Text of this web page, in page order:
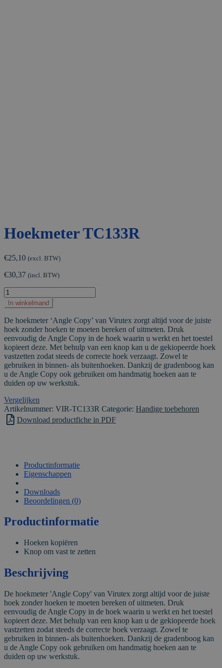
Hoekmeter TC133R
€25,10 (excl. BTW)
€30,37 (incl. BTW)
Hoekmeter
TC133R
aantal
In winkelmand
De hoekmeter ‘Angle Copy’ van Virutex zorgt altijd voor de juiste
hoek zonder hoeken te moeten bereken of uitmeten. Druk
eenvoudig de Angle Copy in de hoek waarin u werkt en het toestel
kopieert deze. Met behulp van een knop kan u de gekiopeerde hoek
vastzetten zodat steeds de correcte hoek verzaagt. Zowel te
gebruiken in binnen- als buitenhoeken. Dankzij de gradenboog kan
u de Angle Copy ook gebruiken om handmatig hoeken aan te
duiden op uw werkstuk.
Vergelijken
Artikelnummer: VIR-TC133R Categorie: Handige toebehoren
Download productfiche in PDF
Productinformatie
Eigenschappen
Downloads
Beoordelingen (0)
Productinformatie
Hoeken kopiëren
Knop om vast te zetten
Beschrijving
De hoekmeter 'Angle Copy' van Virutex zorgt altijd voor de juiste
hoek zonder hoeken te moeten bereken of uitmeten. Druk
eenvoudig de Angle Copy in de hoek waarin u werkt en het toestel
kopieert deze. Met behulp van een knop kan u de gekiopeerde hoek
vastzetten zodat steeds de correcte hoek verzaagt. Zowel te
gebruiken in binnen- als buitenhoeken. Dankzij de gradenboog kan
u de Angle Copy ook gebruiken om handmatig hoeken aan te
duiden op uw werkstuk.